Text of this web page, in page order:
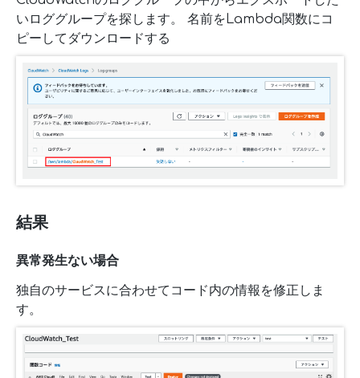
いロググループを探します。 名前をLambda関数にコ
ピーしてダウンロードする
結果
異常発生ない場合
独自のサービスに合わせてコード内の情報を修正しま
す。